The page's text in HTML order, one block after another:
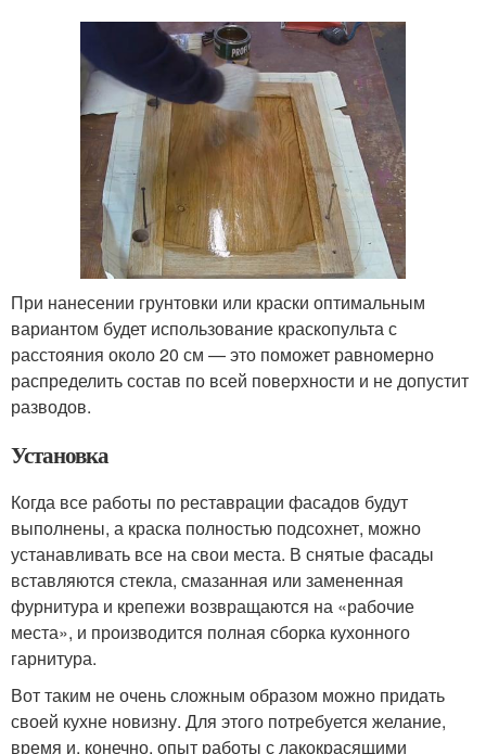
При нанесении грунтовки или краски оптимальным
вариантом будет использование краскопульта с
расстояния около 20 см — это поможет равномерно
распределить состав по всей поверхности и не допустит
разводов.
Установка
Когда все работы по реставрации фасадов будут
выполнены, а краска полностью подсохнет, можно
устанавливать все на свои места. В снятые фасады
вставляются стекла, смазанная или замененная
фурнитура и крепежи возвращаются на «рабочие
места», и производится полная сборка кухонного
гарнитура.
Вот таким не очень сложным образом можно придать
своей кухне новизну. Для этого потребуется желание,
время и, конечно, опыт работы с лакокрасящими